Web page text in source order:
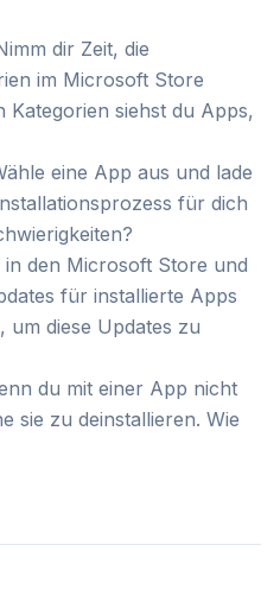
dir Zeit, die
im Microsoft Store
Kategorien siehst du Apps,
eine App aus und lade
für dich
in den Microsoft Store und
für installierte Apps
um diese Updates zu
du mit einer App nicht
sie zu deinstallieren. Wie